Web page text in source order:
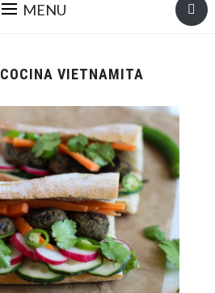
MENU
COCINA VIETNAMITA